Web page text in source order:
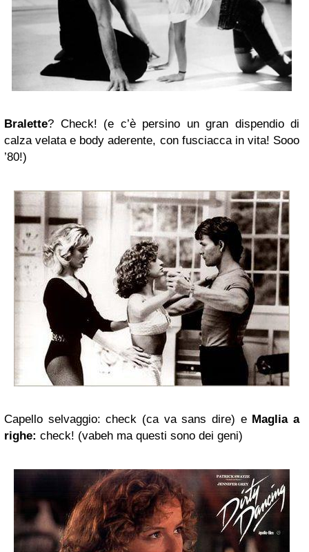
Bralette? Check! (e c’è persino un gran dispendio di
calza velata e body aderente, con fusciacca in vita! Sooo
’80!)
Capello selvaggio: check (ca va sans dire) e Maglia a
righe: check! (vabeh ma questi sono dei geni)